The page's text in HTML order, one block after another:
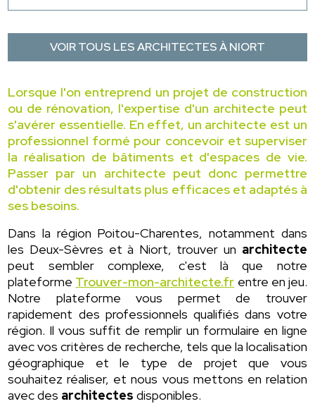
VOIR TOUS LES ARCHITECTES À NIORT
Lorsque l'on entreprend un projet de construction
ou de rénovation, l'expertise d'un architecte peut
s'avérer essentielle. En effet, un architecte est un
professionnel formé pour concevoir et superviser
la réalisation de bâtiments et d'espaces de vie.
Passer par un architecte peut donc permettre
d'obtenir des résultats plus efficaces et adaptés à
ses besoins.
Dans la région Poitou-Charentes, notamment dans
les Deux-Sèvres et à Niort, trouver un architecte
peut sembler complexe, c'est là que notre
plateforme Trouver-mon-architecte.fr entre en jeu.
Notre plateforme vous permet de trouver
rapidement des professionnels qualifiés dans votre
région. Il vous suffit de remplir un formulaire en ligne
avec vos critères de recherche, tels que la localisation
géographique et le type de projet que vous
souhaitez réaliser, et nous vous mettons en relation
avec des architectes disponibles.